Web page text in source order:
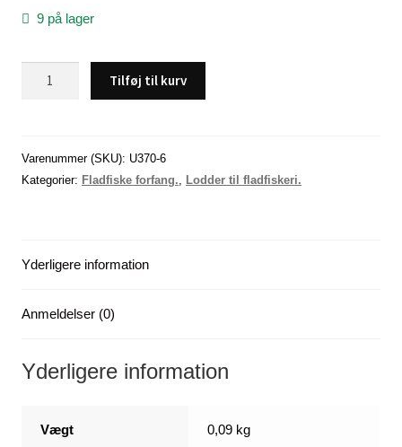
9 på lager
(rød-
gul)
x
antal
Tilføj til kurv
Varenummer (SKU): U370-6
Kategorier: Fladfiske forfang. Lodder til fladfiskeri.
Yderligere information
Anmeldelser (0)
Yderligere information
Vægt 0,09 kg